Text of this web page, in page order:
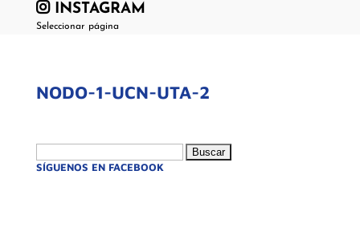
INSTAGRAM
Seleccionar página
NODO-1-UCN-UTA-2
SÍGUENOS EN FACEBOOK